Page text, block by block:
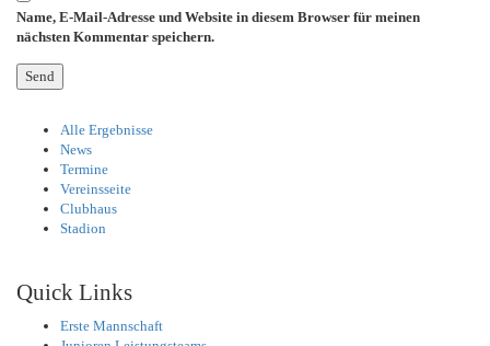
Name, E-Mail-Adresse und Website in diesem Browser für meinen
nächsten Kommentar speichern.
Alle Ergebnisse
News
Termine
Vereinsseite
Clubhaus
Stadion
Quick Links
Erste Mannschaft